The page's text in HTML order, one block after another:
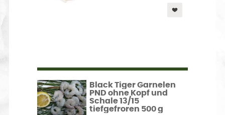
Black Tiger Garnelen
PND ohne Kopf und
Schale 13/15
tiefgefroren 500 g